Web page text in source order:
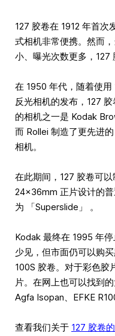
127 胶卷在 1912 年首次
式相机非常便携。然而
小、曝光次数更多，127
在 1950 年代，随着使
反光相机的发布，127
的相机之一是 Kodak
而 Rollei 制造了更先进
相机。
在此期间，127 胶卷可
24×36mm 正片设计的
为 「Superslide」 。
Kodak 最终在 1995 年
少见，但市面仍可以购
100S 胶卷。对于彩色胶
片。在网上也可以找到
Agfa Isopan、EFKE
查看我们关于 127 胶卷